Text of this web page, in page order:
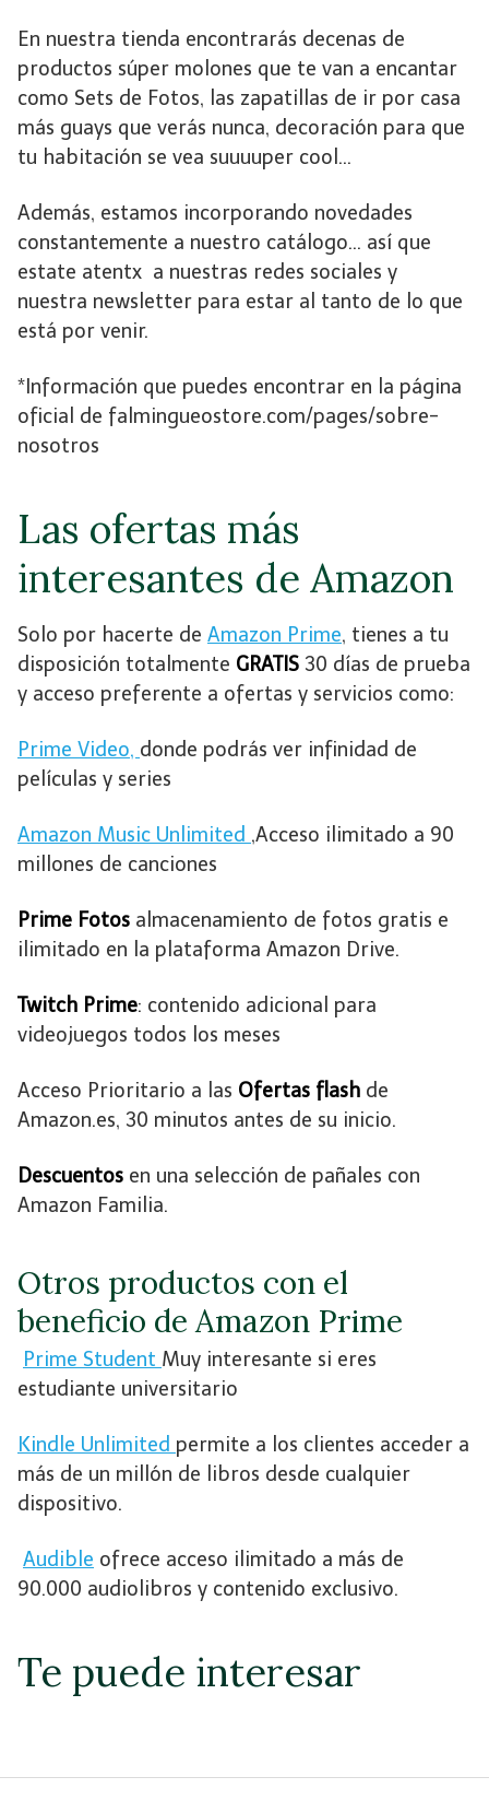
En nuestra tienda encontrarás decenas de
productos súper molones que te van a encantar
como Sets de Fotos, las zapatillas de ir por casa
más guays que verás nunca, decoración para que
tu habitación se vea suuuuper cool…
Además, estamos incorporando novedades
constantemente a nuestro catálogo… así que
estate atentx a nuestras redes sociales y
nuestra newsletter para estar al tanto de lo que
está por venir.
*Información que puedes encontrar en la página
oficial de falmingueostore.com/pages/sobre-
nosotros
Las ofertas más
interesantes de Amazon
Solo por hacerte de Amazon Prime, tienes a tu
disposición totalmente GRATIS 30 días de prueba
y acceso preferente a ofertas y servicios como:
Prime Video, donde podrás ver infinidad de
películas y series
Amazon Music Unlimited ,Acceso ilimitado a 90
millones de canciones
Prime Fotos almacenamiento de fotos gratis e
ilimitado en la plataforma Amazon Drive.
Twitch Prime: contenido adicional para
videojuegos todos los meses
Acceso Prioritario a las Ofertas flash de
Amazon.es, 30 minutos antes de su inicio.
Descuentos en una selección de pañales con
Amazon Familia.
Otros productos con el
beneficio de Amazon Prime
Prime Student Muy interesante si eres
estudiante universitario
Kindle Unlimited permite a los clientes acceder a
más de un millón de libros desde cualquier
dispositivo.
Audible ofrece acceso ilimitado a más de
90.000 audiolibros y contenido exclusivo.
Te puede interesar